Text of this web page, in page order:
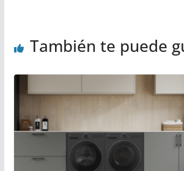
También te puede